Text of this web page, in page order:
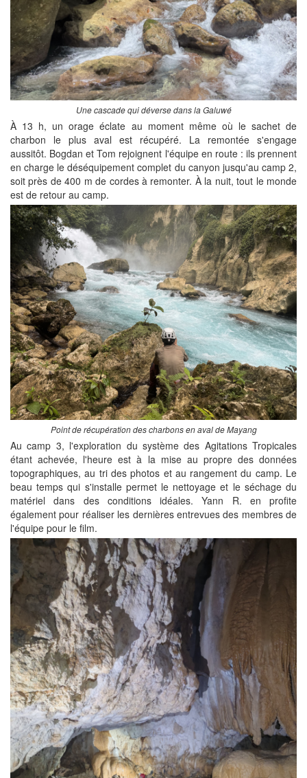
Une cascade qui déverse dans la Galuwé
À 13 h, un orage éclate au moment même où le sachet de
charbon le plus aval est récupéré. La remontée s'engage
aussitôt. Bogdan et Tom rejoignent l'équipe en route : ils prennent
en charge le déséquipement complet du canyon jusqu'au camp 2,
soit près de 400 m de cordes à remonter. À la nuit, tout le monde
est de retour au camp.
Point de récupération des charbons en aval de Mayang
Au camp 3, l'exploration du système des Agitations Tropicales
étant achevée, l'heure est à la mise au propre des données
topographiques, au tri des photos et au rangement du camp. Le
beau temps qui s'installe permet le nettoyage et le séchage du
matériel dans des conditions idéales. Yann R. en profite
également pour réaliser les dernières entrevues des membres de
l'équipe pour le film.